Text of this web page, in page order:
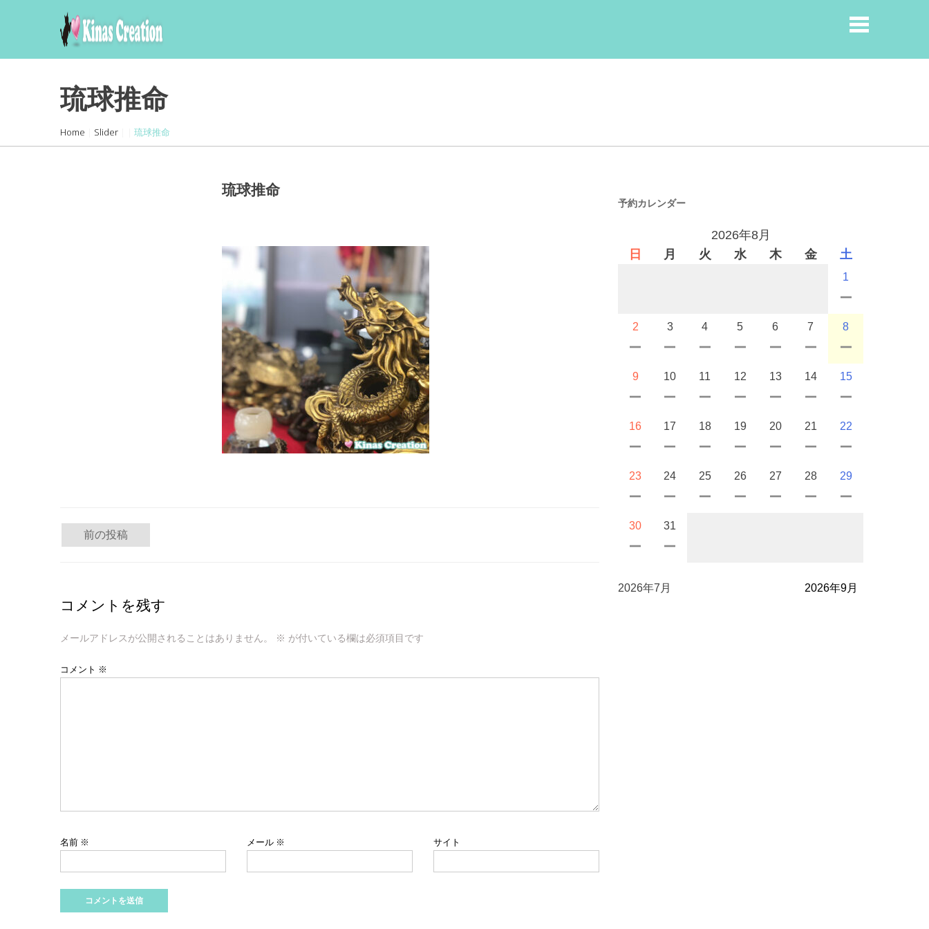
琉球推命
Home Slider 琉球推命
琉球推命
ビ
ゲ
ー
前の投稿
コメントを残す
メールアドレスが公開されることはありません。 ※ が付いている欄は必須項目です
コメント ※
名前 ※ メール ※ サイト
予約カレンダー
2026年8月
日
月 火 水 木 金 土
1
2 3 4 5 6 7 8
9 10 11 12 13 14 15
16 17 18 19 20 21 22
23 24 25 26 27 28 29
30 31
2026年7月 2026年9月